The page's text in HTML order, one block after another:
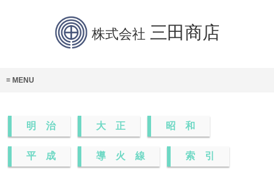
MENU
明治 大正 昭和
平成 導火線 索引